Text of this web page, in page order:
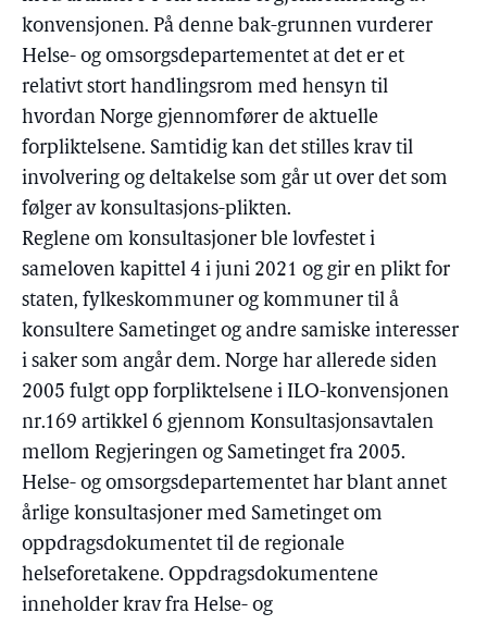
konvensjonen. På denne bak-grunnen vurderer
Helse- og omsorgsdepartementet at det er et
relativt stort handlingsrom med hensyn til
hvordan Norge gjennomfører de aktuelle
forpliktelsene. Samtidig kan det stilles krav til
involvering og deltakelse som går ut over det som
følger av konsultasjons-plikten.
Reglene om konsultasjoner ble lovfestet i
sameloven kapittel 4 i juni 2021 og gir en plikt for
staten, fylkeskommuner og kommuner til å
konsultere Sametinget og andre samiske interesser
i saker som angår dem. Norge har allerede siden
2005 fulgt opp forpliktelsene i ILO-konvensjonen
nr.169 artikkel 6 gjennom Konsultasjonsavtalen
mellom Regjeringen og Sametinget fra 2005.
Helse- og omsorgsdepartementet har blant annet
årlige konsultasjoner med Sametinget om
oppdragsdokumentet til de regionale
helseforetakene. Oppdragsdokumentene
inneholder krav fra Helse- og